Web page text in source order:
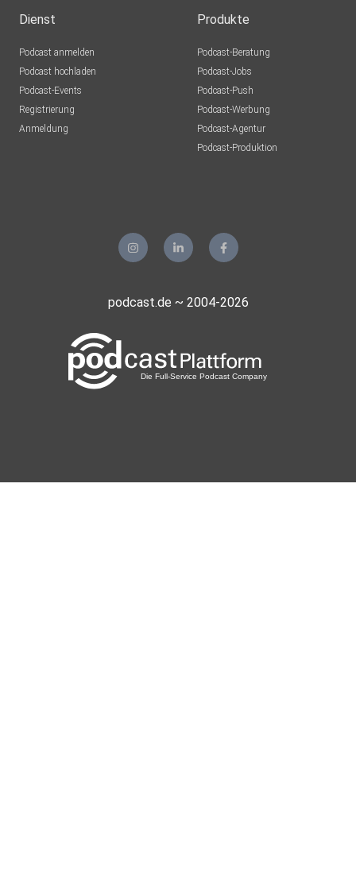
Dienst
Podcast anmelden
Podcast hochladen
Podcast-Events
Registrierung
Anmeldung
Produkte
Podcast-Beratung
Podcast-Jobs
Podcast-Push
Podcast-Werbung
Podcast-Agentur
Podcast-Produktion
podcast.de ~ 2004-2026